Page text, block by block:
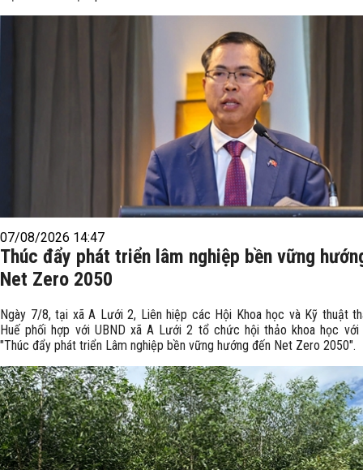
07/08/2026 14:47
Thúc đẩy phát triển lâm nghiệp bền vững
Net Zero 2050
Ngày 7/8, tại xã A Lưới 2, Liên hiệp các Hội Khoa học và Kỹ thuật
Huế phối hợp với UBND xã A Lưới 2 tổ chức hội thảo khoa học với
"Thúc đẩy phát triển Lâm nghiệp bền vững hướng đến Net Zero 2050".